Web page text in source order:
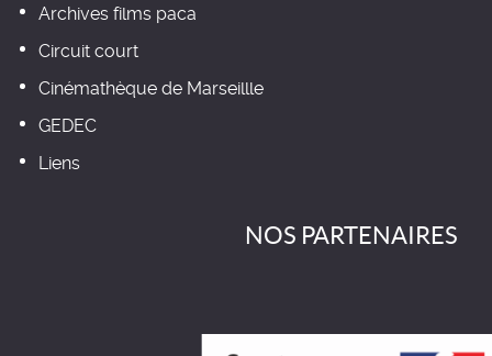
Archives films paca
Circuit court
Cinémathèque de Marseillle
GEDEC
Liens
NOS PARTENAIRES